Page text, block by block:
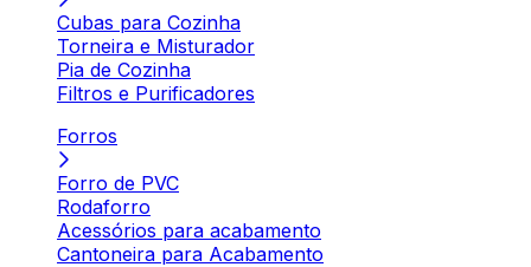
Cubas para Cozinha
Torneira e Misturador
Pia de Cozinha
Filtros e Purificadores
Forros
Forro de PVC
Rodaforro
Acessórios para acabamento
Cantoneira para Acabamento